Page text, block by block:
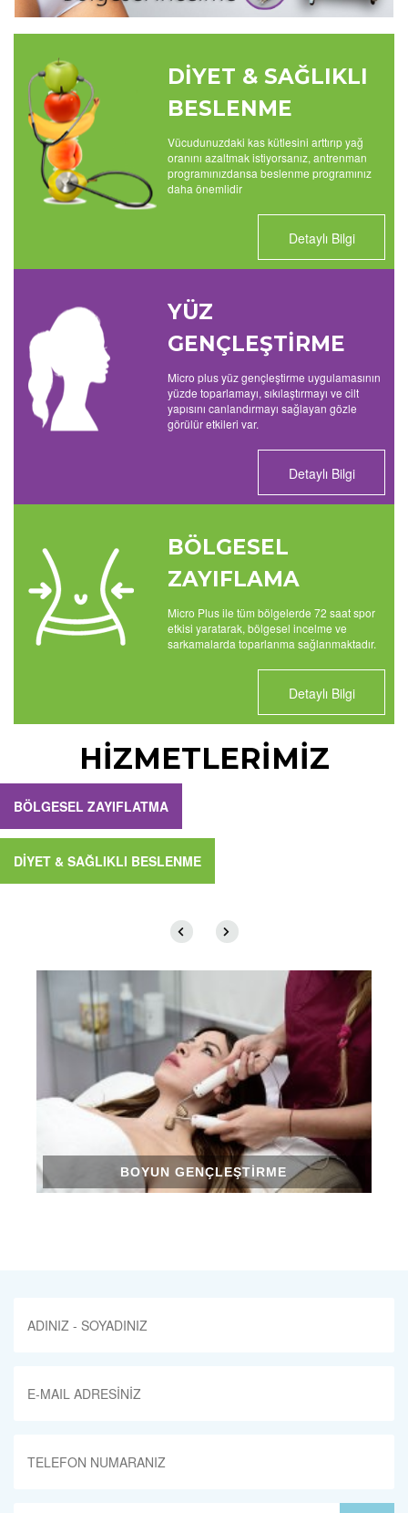
DİYET & SAĞLIKLI
BESLENME
Vücudunuzdaki kas kütlesini arttırıp yağ
oranını azaltmak istiyorsanız, antrenman
programınızdansa beslenme programınız
daha önemlidir
Detaylı Bilgi
YÜZ
GENÇLEŞTİRME
Micro plus yüz gençleştirme uygulamasının
yüzde toparlamayı, sıkılaştırmayı ve cilt
yapısını canlandırmayı sağlayan gözle
görülür etkileri var.
Detaylı Bilgi
BÖLGESEL
ZAYIFLAMA
Micro Plus ile tüm bölgelerde 72 saat spor
etkisi yaratarak, bölgesel incelme ve
sarkamalarda toparlanma sağlanmaktadır.
Detaylı Bilgi
HİZMETLERİMİZ
BÖLGESEL ZAYIFLATMA
DİYET & SAĞLIKLI BESLENME
BOYUN GENÇLEŞTIRME